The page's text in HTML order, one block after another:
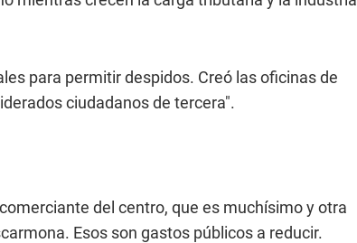
para permitir despidos. Creó las oficinas de
ciudadanos de tercera".
del centro, que es muchísimo y otra
Esos son gastos públicos a reducir.